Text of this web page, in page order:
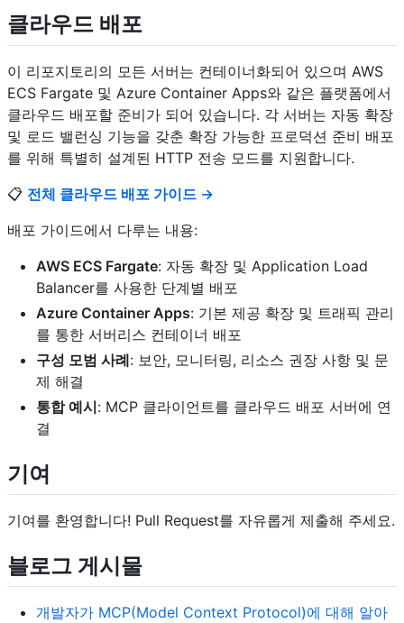
클라우드 배포
이 리포지토리의 모든 서버는 컨테이너화되어 있으며 AWS
ECS Fargate 및 Azure Container Apps와 같은 플랫폼에서
클라우드 배포할 준비가 되어 있습니다. 각 서버는 자동 확장
및 로드 밸런싱 기능을 갖춘 확장 가능한 프로덕션 준비 배포
를 위해 특별히 설계된 HTTP 전송 모드를 지원합니다.
📋 전체 클라우드 배포 가이드 →
배포 가이드에서 다루는 내용:
AWS ECS Fargate: 자동 확장 및 Application Load
Balancer를 사용한 단계별 배포
Azure Container Apps: 기본 제공 확장 및 트래픽 관리
를 통한 서버리스 컨테이너 배포
구성 모범 사례: 보안, 모니터링, 리소스 권장 사항 및 문
제 해결
통합 예시: MCP 클라이언트를 클라우드 배포 서버에 연
결
기여
기여를 환영합니다! Pull Request를 자유롭게 제출해 주세요.
블로그 게시물
개발자가 MCP(Model Context Protocol)에 대해 알아